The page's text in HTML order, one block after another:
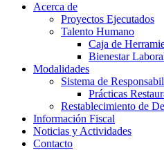
Acerca de
Proyectos Ejecutados
Talento Humano
Caja de
Bienestar
Modalidades
Sistema de
Prácticas
Restablecimiento de
Información Fiscal
Noticias y Actividades
Contacto